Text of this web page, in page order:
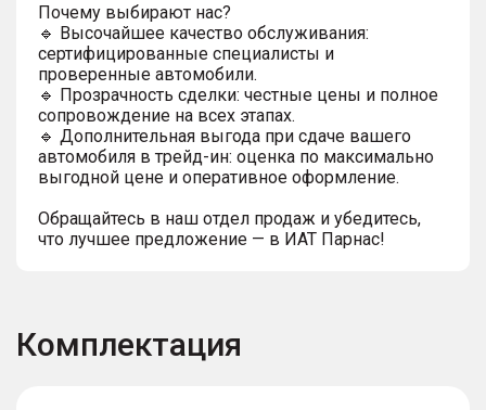
Почему выбирают нас?
🔹 Высочайшее качество обслуживания:
сертифицированные специалисты и
проверенные автомобили.
🔹 Прозрачность сделки: честные цены и полное
сопровождение на всех этапах.
🔹 Дополнительная выгода при сдаче вашего
автомобиля в трейд-ин: оценка по максимально
выгодной цене и оперативное оформление.
Обращайтесь в наш отдел продаж и убедитесь,
что лучшее предложение — в ИАТ Парнас!
Комплектация